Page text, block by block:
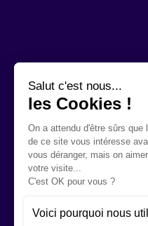
Salut c'est nous...
les Cookies !
On a attendu d'être sûrs que
de ce site vous intéresse
vous déranger, mais on
votre visite...
C'est OK pour vous ?
Voici pourquoi nous